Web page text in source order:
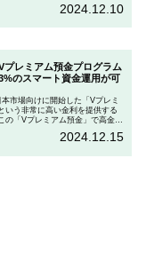
定期的に実施している割引コー
2024.12.10
レミアム預金プログラム
のスマート資金運用が可
市場向けに開始した「Vプレミ
いう非常に高い金利を提供する
「Vプレミアム預金」で高金利
人は、この記事をしっかりと読ん
2024.12.15